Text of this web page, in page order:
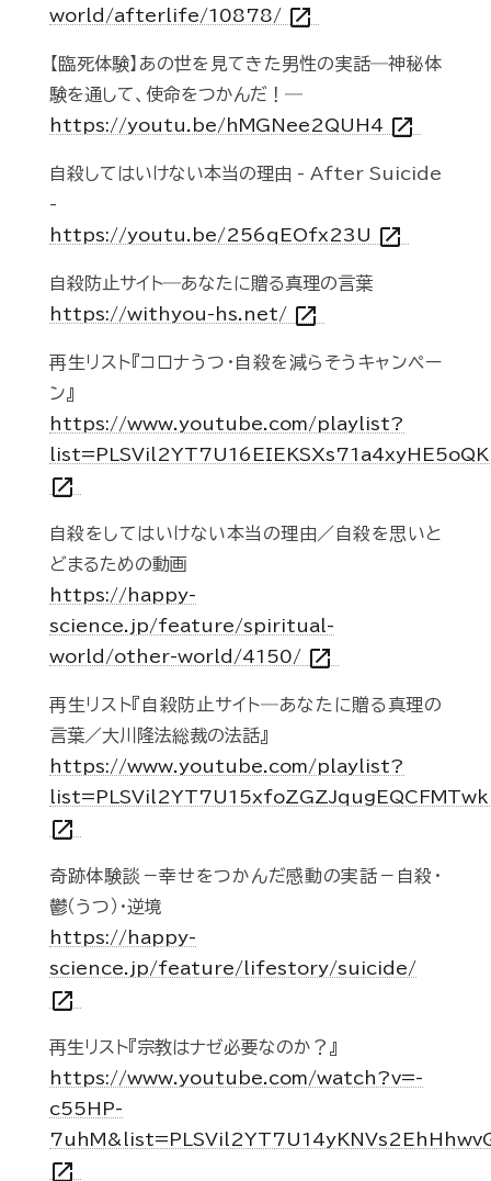
world/afterlife/10878/ open_in_new
【臨死体験】あの世を見てきた男性の実話―神秘体
験を通して、使命をつかんだ！―
https://youtu.be/hMGNee2QUH4 open_in_new
自殺してはいけない本当の理由 - After Suicide
-
https://youtu.be/256qEOfx23U open_in_new
自殺防止サイト―あなたに贈る真理の言葉
https://withyou-hs.net/ open_in_new
再生リスト『コロナうつ・自殺を減らそうキャンペー
ン』
https://www.youtube.com/playlist?
open_in_new
自殺をしてはいけない本当の理由／自殺を思いと
どまるための動画
https://happy-
science.jp/feature/spiritual-
world/other-world/4150/ open_in_new
再生リスト『自殺防止サイト―あなたに贈る真理の
言葉／大川隆法総裁の法話』
https://www.youtube.com/playlist?
open_in_new
奇跡体験談－幸せをつかんだ感動の実話－自殺・
鬱（うつ）・逆境
https://happy-
science.jp/feature/lifestory/suicide/
open_in_new
再生リスト『宗教はナゼ必要なのか？』
https://www.youtube.com/watch?v=-
c55HP-
open_in_new